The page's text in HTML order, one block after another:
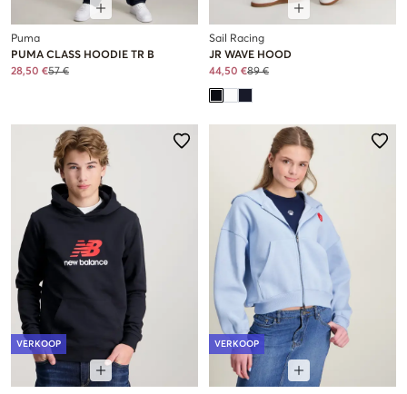
Puma
PUMA CLASS HOODIE TR B
28,50 €57 €
Sail Racing
JR WAVE HOOD
44,50 €89 €
VERKOOP VERKOOP